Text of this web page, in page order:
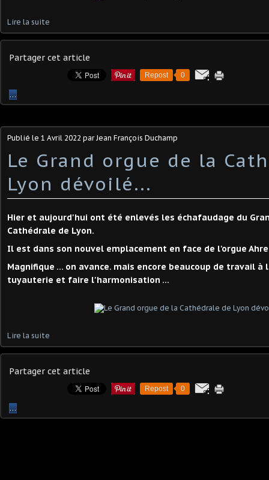
Lire la suite
Partager cet article
Repost 0
…
Publié le 1 Avril 2022 par Jean François Duchamp
Le Grand orgue de la
Lyon dévoilé...
Hier et aujourd'hui ont été enlevés les échafaudage du
Cathédrale de Lyon.
Il est dans son nouvel emplacement en face de l'orgue
Magnifique ... on avance. mais encore beaucoup de travail
tuyauterie et faire l'harmonisation ...
Lire la suite
Partager cet article
Repost 0
…